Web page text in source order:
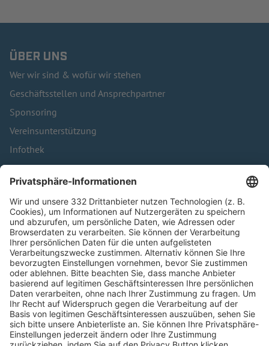
ÜBER UNS
Wer wir sind & wofür wir stehen
Geschäftsstellen und Ansprechpartner
Sponsoring
Vereinsunterstützung
Infothek
Kontakt
HÄUFIG BESUCHTE SEITEN
Pässe und Vereinswechsel
Trainerausbildung
Schulungsangebot Vereinsmitarbeiter
BFV-Geschäftsstellen
Trainerbörse
Login SpielPlus